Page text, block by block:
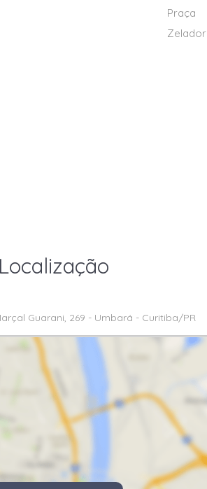
Praça
Zelador
Localização
Guarani, 269 - Umbará - Curitiba/PR